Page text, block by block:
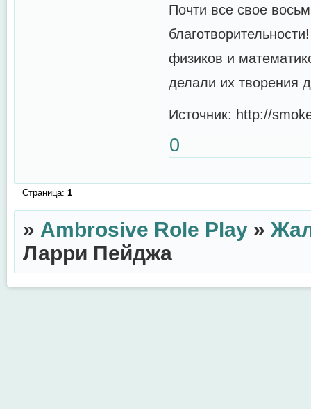
Почти все свое
физиков и
делали их творения
Источник: http://
0
Страница:1
» Ambrosive Role Play »
Ларри Пейджа